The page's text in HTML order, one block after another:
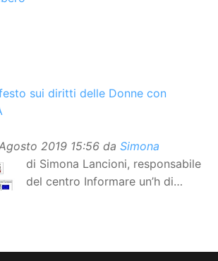
sui diritti delle Donne con
2019 15:56 da Simona
di Simona Lancioni, responsabile
del centro Informare un’h di
(CAA) del “Secondo Manifesto